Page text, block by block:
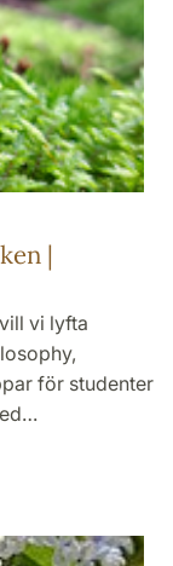
|
vi lyfta
för studenter